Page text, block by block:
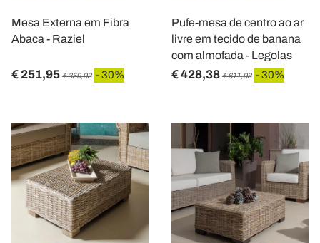
Mesa Externa em Fibra
Abaca - Raziel
€ 251,95 € 359,93 - 30%
Pufe-mesa de centro ao ar
livre em tecido de banana
com almofada - Legolas
€ 428,38 € 611,98 - 30%